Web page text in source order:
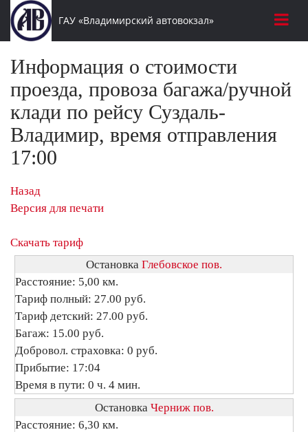
ГАУ «Владимирский автовокзал»
Информация о стоимости
проезда, провоза багажа/ручной
клади по рейсу Суздаль-
Владимир, время отправления
17:00
Назад
Версия для печати
Скачать тариф
Остановка Глебовское пов.
Расстояние: 5,00 км.
Тариф полный: 27.00 руб.
Тариф детский: 27.00 руб.
Багаж: 15.00 руб.
Добровол. страховка: 0 руб.
Прибытие: 17:04
Время в пути: 0 ч. 4 мин.
Остановка Черниж пов.
Расстояние: 6,30 км.